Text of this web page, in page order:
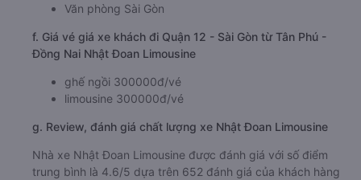
Văn phòng Sài Gòn
f. Giá vé giá xe khách đi Quận 12 - Sài Gòn từ Tân Phú -
Đồng Nai Nhật Đoan Limousine
ghế ngồi 300000đ/vé
limousine 300000đ/vé
g. Review, đánh giá chất lượng xe Nhật Đoan Limousine
Nhà xe Nhật Đoan Limousine được đánh giá với số điểm
trung bình là 4.6/5 dựa trên 652 đánh giá của khách hàng